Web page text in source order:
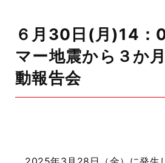
６月30日(月)14：
マー地震から３か
動報告会